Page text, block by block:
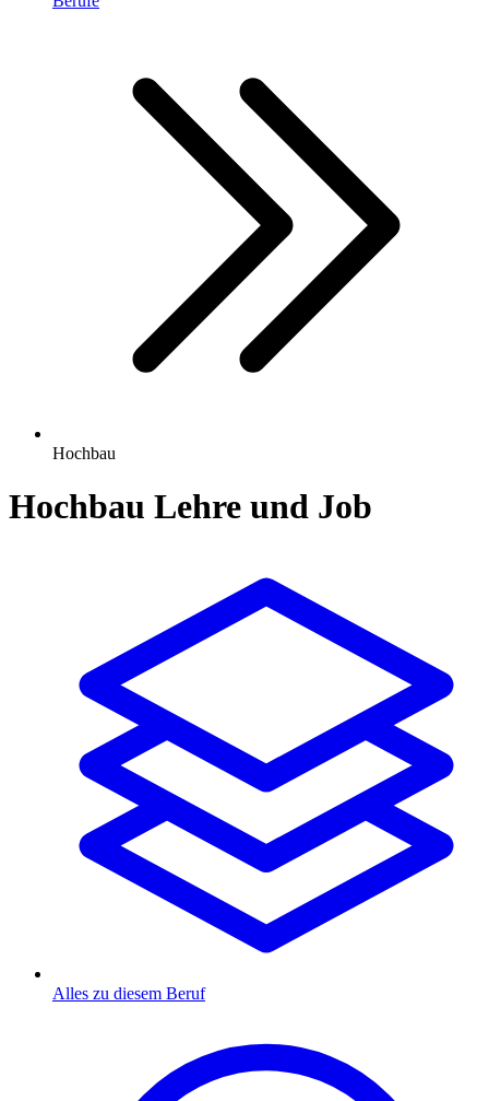
Hochbau
Hochbau Lehre und Job
Alles zu diesem Beruf